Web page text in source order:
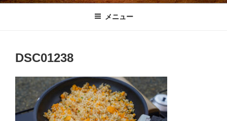
メニュー
DSC01238